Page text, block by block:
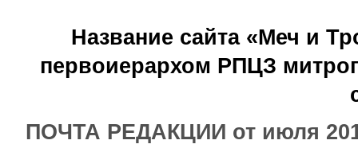
Название сайта «Меч и
первоиерархом РПЦЗ
ПОЧТА РЕДАКЦИИ от июля